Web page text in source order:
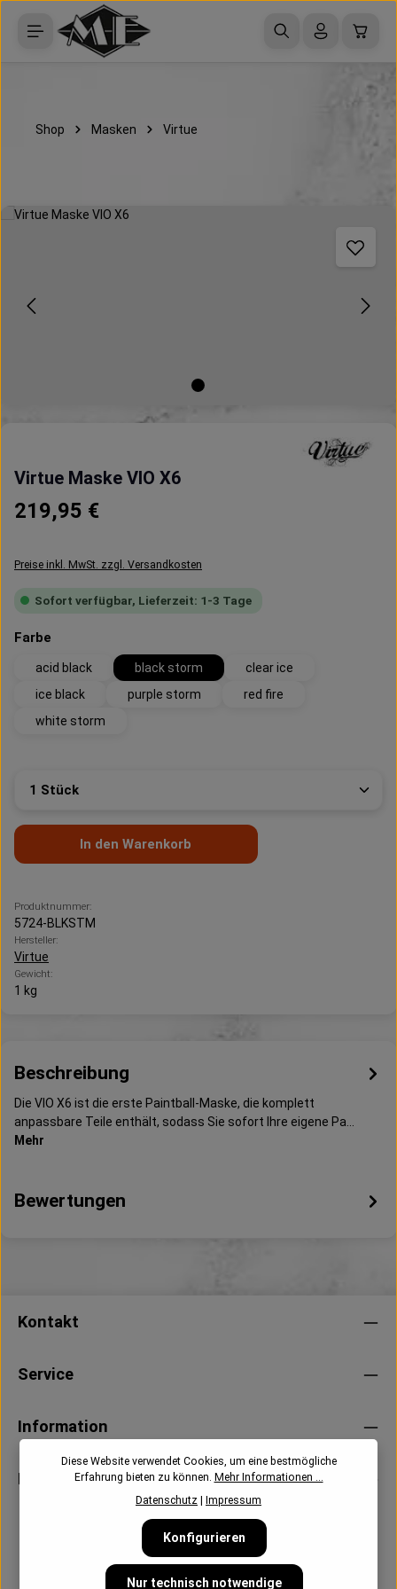
Zum Hauptinhalt springen
Shop Masken Virtue
Bildergalerie überspringen
Virtue Maske VIO X6
Regulärer Preis:
219,95 €
Preise inkl. MwSt. zzgl. Versandkosten
Sofort verfügbar, Lieferzeit: 1-3 Tage
Farbe
acid black black storm
clear ice
ice black
purple storm
red fire
white storm
Produkt Anzahl: Gib den gewünschten Wert ein
In den Warenkorb
Produktnummer:
5724-BLKSTM
Hersteller:
Virtue
Gewicht:
1 kg
Beschreibung
Die VIO X6 ist die erste Paintball-Maske, die komplett
anpassbare Teile enthält, sodass Sie sofort Ihre eigene Pa…
Mehr
Bewertungen
Kontakt
Service
Information
Newsletter
Diese Website verwendet Cookies, um eine bestmögliche
Erfahrung bieten zu können. Mehr Informationen ...
Datenschutz
Impressum
Nur technisch notwendige
Konfigurieren